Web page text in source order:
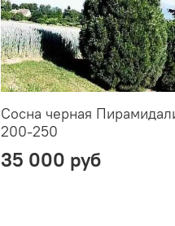
Сосна черная
200-250
35 000 руб